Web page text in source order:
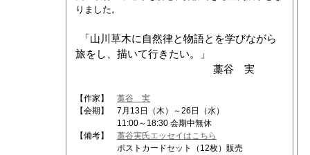
りました。
「山川草木に自然律と物語とを学びながら
旅をし、描いて行きたい。」
藁谷 実
【作家】 藁谷 実
【会期】 7月13日（木）～26日（水）
11:00～18:30 会期中無休
【備考】 藁谷実氏エッセイはこちら
ポストカードセット（12枚）販売